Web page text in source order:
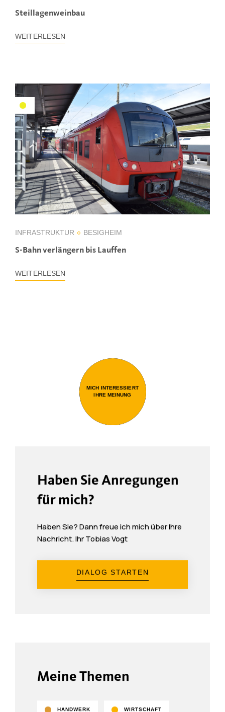
Steillagenweinbau
WEITERLESEN
INFRASTRUKTUR BESIGHEIM
S-Bahn verlängern bis Lauffen
WEITERLESEN
MICH INTERESSIERT
IHRE MEINUNG
Haben Sie Anregungen
für mich?
Haben Sie? Dann freue ich mich über Ihre
Nachricht. Ihr Tobias Vogt
DIALOG STARTEN
Meine Themen
HANDWERK WIRTSCHAFT